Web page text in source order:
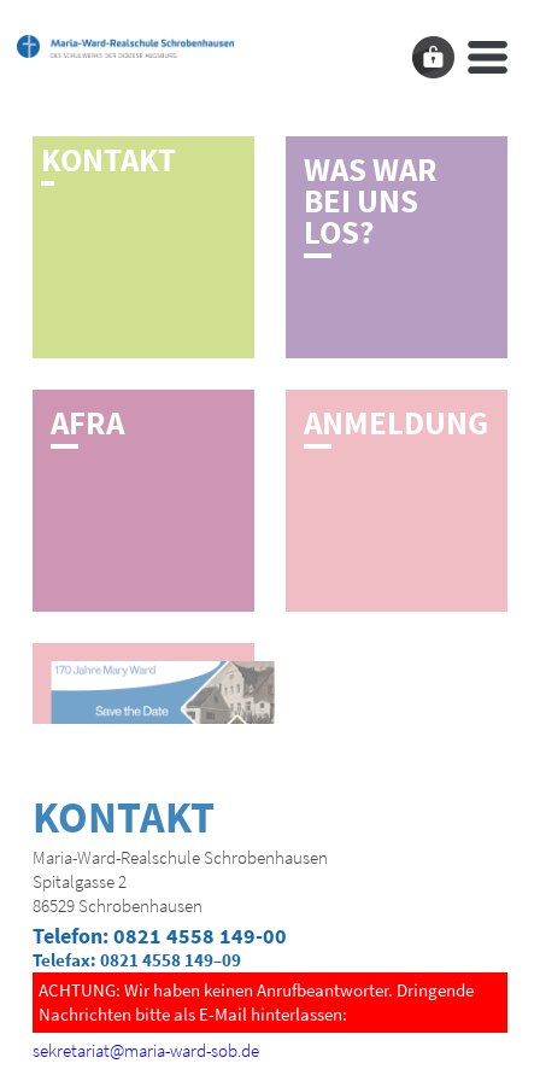
K­O­N­T­A­K­T WAS WAR
BEI UNS
LOS?
A­F­R­A A­N­M­E­L­D­U­N­G
KONTAKT
Maria-Ward-Realschule Schrobenhausen
Spitalgasse 2
86529 Schrobenhausen
Telefon: 0821 4558 149-00
Telefax: 0821 4558 149–09
ACHTUNG: Wir haben keinen Anrufbeantworter. Dringende
Nachrichten bitte als E-Mail hinterlassen:
sekretariat@maria-ward-sob.de